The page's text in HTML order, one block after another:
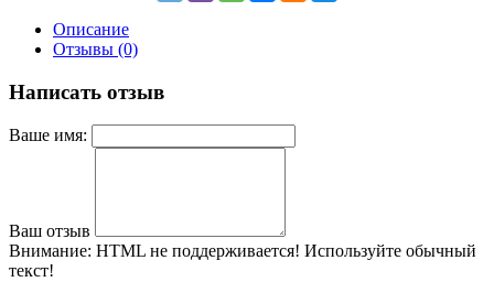
Описание
Отзывы (0)
Написать отзыв
Ваше имя:
Ваш отзыв
Внимание: HTML не поддерживается! Используйте обычный
текст!